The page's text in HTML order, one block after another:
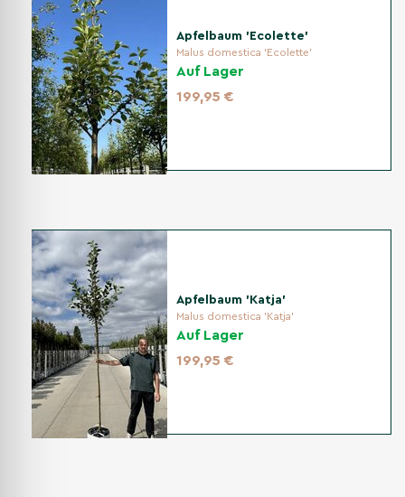
Apfelbaum 'Ecolette'
Malus domestica 'Ecolette'
Auf Lager
199,95 €
Apfelbaum 'Katja'
Malus domestica 'Katja'
Auf Lager
199,95 €